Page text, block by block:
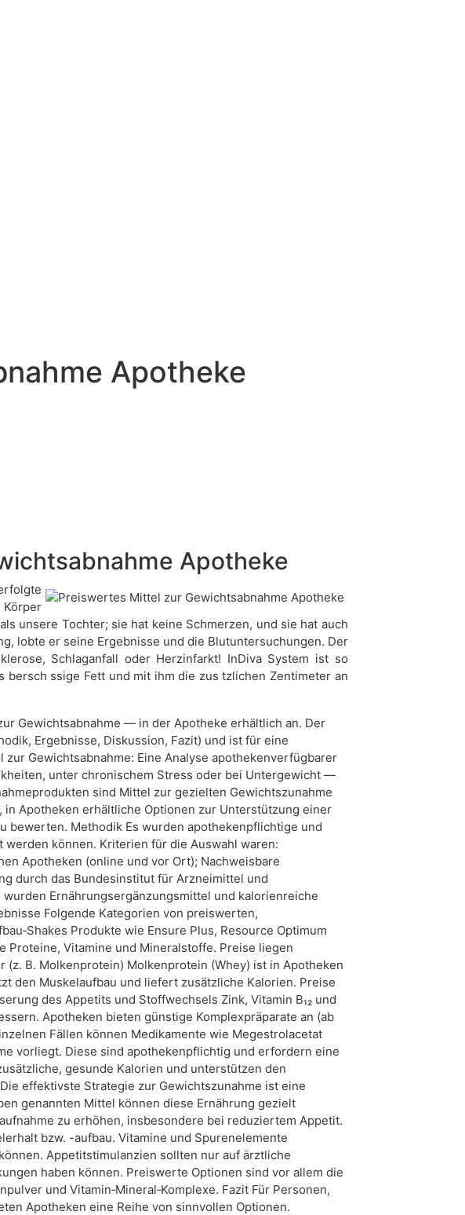
Apotheke
Apotheke
unsere Tochter; sie hat keine Schmerzen, und sie hat auch
lobte er seine Ergebnisse und die Blutuntersuchungen. Der
Schlaganfall oder Herzinfarkt! InDiva System ist so
ssige Fett und mit ihm die zus tzlichen Zentimeter an
Gewichtsabnahme — in der Apotheke erhältlich an. Der
Ergebnisse, Diskussion, Fazit) und ist für eine
Gewichtsabnahme: Eine Analyse apothekenverfügbarer
unter chronischem Stress oder bei Untergewicht —
sind Mittel zur gezielten Gewichtszunahme
Apotheken erhältliche Optionen zur Unterstützung einer
bewerten. Methodik Es wurden apothekenpflichtige und
können. Kriterien für die Auswahl waren:
Apotheken (online und vor Ort); Nachweisbare
durch das Bundesinstitut für Arzneimittel und
Ernährungsergänzungsmittel und kalorienreiche
Folgende Kategorien von preiswerten,
Produkte wie Ensure Plus, Resource Optimum
Proteine, Vitamine und Mineralstoffe. Preise liegen
B. Molkenprotein) Molkenprotein (Whey) ist in Apotheken
den Muskelaufbau und liefert zusätzliche Kalorien. Preise
des Appetits und Stoffwechsels Zink, Vitamin B₁₂ und
Apotheken bieten günstige Komplexpräparate an (ab
Fällen können Medikamente wie Megestrolacetat
vorliegt. Diese sind apothekenpflichtig und erfordern eine
gesunde Kalorien und unterstützen den
effektivste Strategie zur Gewichtszunahme ist eine
genannten Mittel können diese Ernährung gezielt
zu erhöhen, insbesondere bei reduziertem Appetit.
bzw. -aufbau. Vitamine und Spurenelemente
Appetitstimulanzien sollten nur auf ärztliche
haben können. Preiswerte Optionen sind vor allem die
und Vitamin‑Mineral‑Komplexe. Fazit Für Personen,
Apotheken eine Reihe von sinnvollen Optionen.